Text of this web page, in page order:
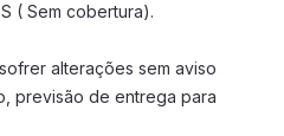
( Sem cobertura).
alterações sem aviso
previsão de entrega para